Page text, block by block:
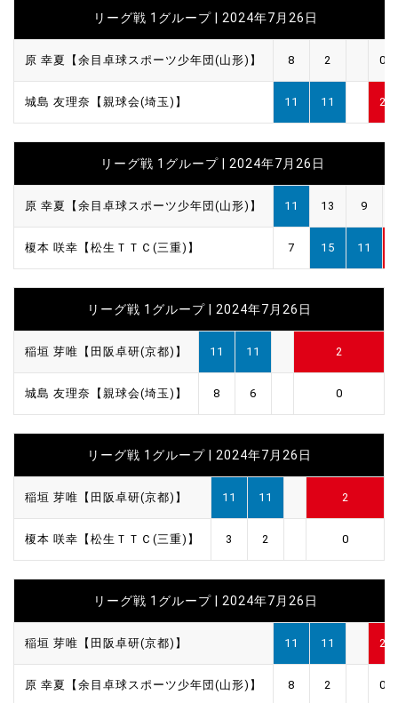
リーグ戦 1グループ | 2024年7月26日
原 幸夏【余目卓球スポーツ少年団(山形)】 8 2 0
城島 友理奈【親球会(埼玉)】 11 11 2
リーグ戦 1グループ | 2024年7月26日
原 幸夏【余目卓球スポーツ少年団(山形)】 11 13 9
榎本 咲幸【松生ＴＴＣ(三重)】 7 15 11
リーグ戦 1グループ | 2024年7月26日
稲垣 芽唯【田阪卓研(京都)】 11 11 2
城島 友理奈【親球会(埼玉)】 8 6 0
リーグ戦 1グループ | 2024年7月26日
稲垣 芽唯【田阪卓研(京都)】 11 11 2
榎本 咲幸【松生ＴＴＣ(三重)】 3 2 0
リーグ戦 1グループ | 2024年7月26日
稲垣 芽唯【田阪卓研(京都)】 11 11 2
原 幸夏【余目卓球スポーツ少年団(山形)】 8 2 0